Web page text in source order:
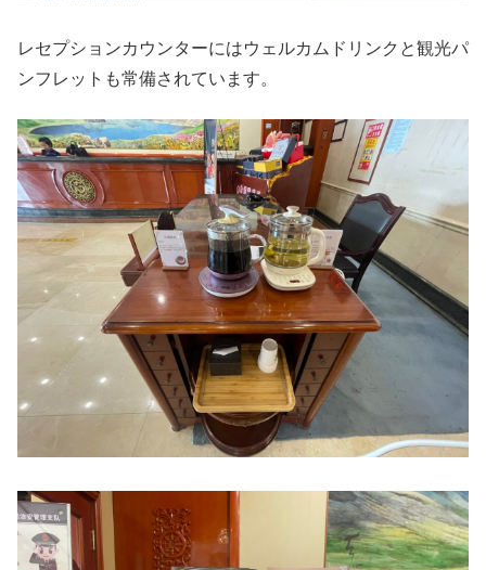
レセプションカウンターにはウェルカムドリンクと観光パ
ンフレットも常備されています。